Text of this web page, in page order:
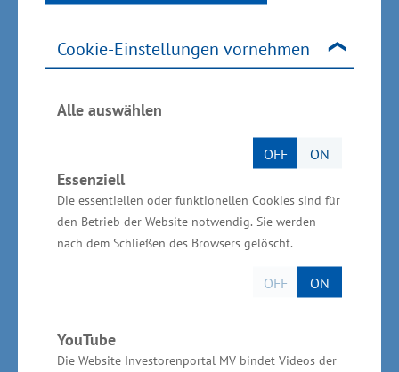
Cookie-Einstellungen vornehmen
Alle auswählen
OFF ON
Essenziell
Die essentiellen oder funktionellen Cookies sind für
den Betrieb der Website notwendig. Sie werden
nach dem Schließen des Browsers gelöscht.
OFF ON
YouTube
Die Website Investorenportal MV bindet Videos der
sowie angrenzende Uferbereiche in die
Planungen ein. Auch für die Peenewerft sind die
Geschäftsführer, Harald Jaekel, informierte über
die dortigen Entwicklungen und sicherte
Unterstützung zu.
„Der Stadthafen bietet vielfältige
Entwicklungsmöglichkeiten – für den
Tourismus, für die maritime Industrie und für die
Wirtschaftsminister Dr. Blank. „Wenn wir die
vorhandene Infrastruktur gezielt modernisieren